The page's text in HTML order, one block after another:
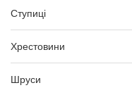
Ступиці
Хрестовини
Шруси